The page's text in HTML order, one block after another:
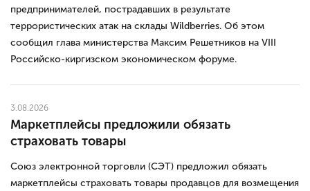
предпринимателей, пострадавших в результате
террористических атак на склады Wildberries. Об этом
сообщил глава министерства Максим Решетников на VIII
Российско-киргизском экономическом форуме.
3.08.2026
Маркетплейсы предложили обязать
страховать товары
Союз электронной торговли (СЭТ) предложил обязать
маркетплейсы страховать товары продавцов для возмещения